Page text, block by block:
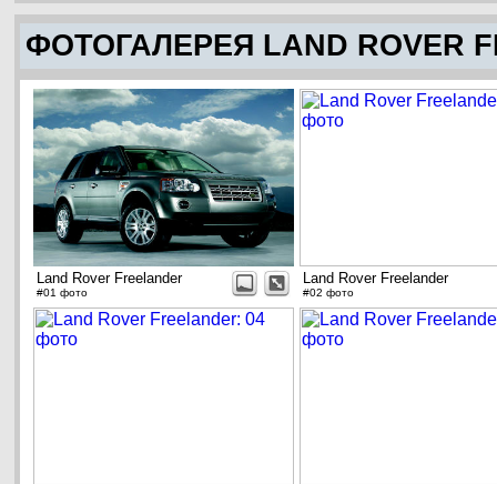
ФОТОГАЛЕРЕЯ LAND ROVER
Land Rover Freelander
#01 фото
Land Rover Freelander
#02 фото